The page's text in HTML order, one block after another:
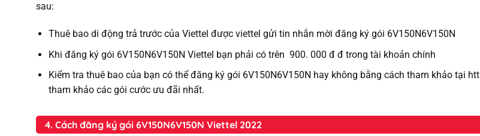
sau:
Thuê bao di động trả trước của Viettel được viettel gửi tin nhắn mời đăng ký gói 6V150N6V150N
Khi đăng ký gói 6V150N6V150N Viettel bạn phải có trên 900. 000 đ đ trong tài khoản chính
Kiểm tra thuê bao của bạn có thể đăng ký gói 6V150N6V150N hay không bằng cách tham khảo tại
tham khảo các gói cước ưu đãi nhất.
4. Cách đăng ký gói 6V150N6V150N Viettel 2022